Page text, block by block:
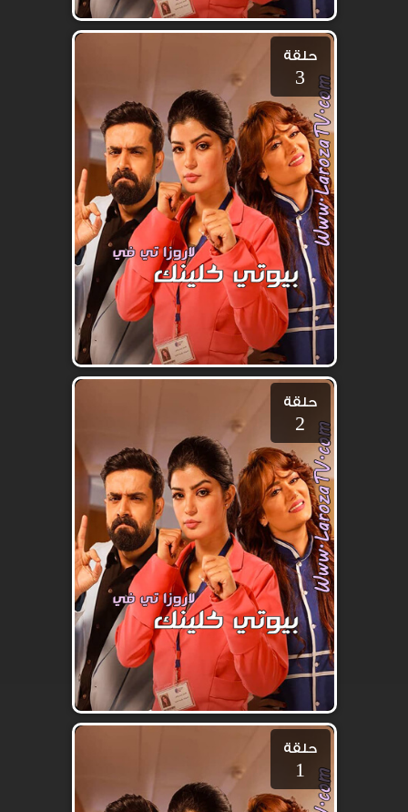
حلقة
3
حلقة
2
حلقة
1